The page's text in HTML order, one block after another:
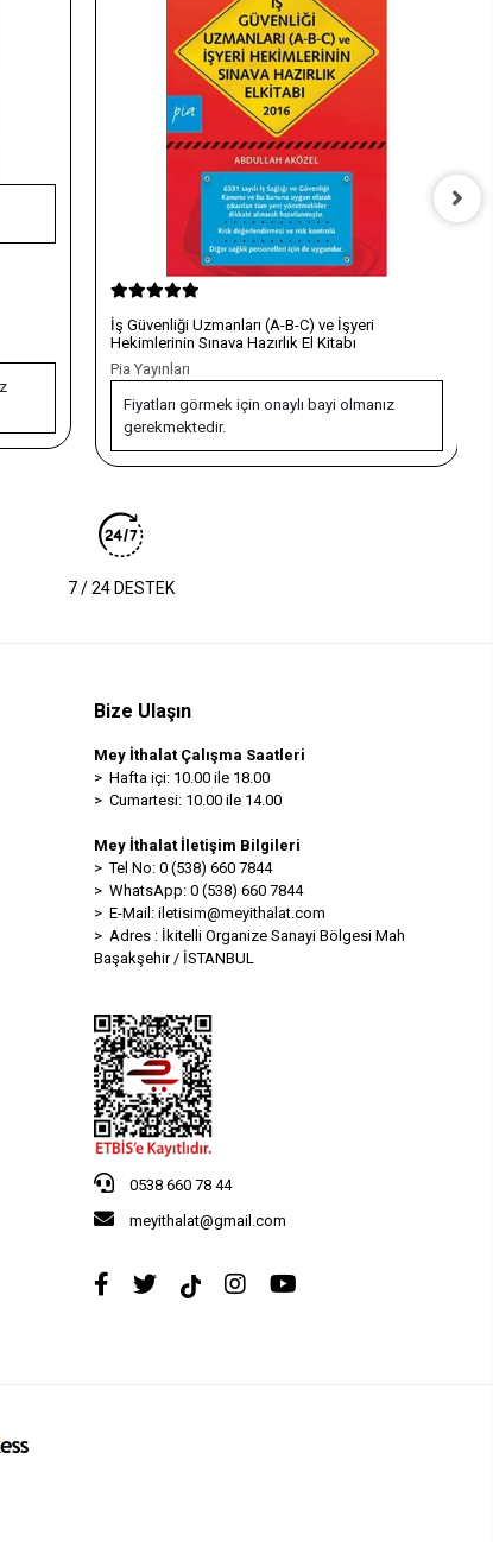
Kendini Regüle Eden Çocuk
Diyojen Yayıncılık
Fiyatları görmek için onaylı bayi olmanız
gerekmektedir.
7 / 24 DESTEK
Bize Ulaşın
Mey İthalat Çalışma Saatleri
> Hafta içi: 10.00 ile 18.00
> Cumartesi: 10.00 ile 14.00
Mey İthalat İletişim Bilgileri
> Tel No: 0 (538) 660 7844
> WhatsApp: 0 (538) 660 7844
> E-Mail: iletisim@meyithalat.com
> Adres : İkitelli Organize Sanayi Bölgesi Mah
Başakşehir / İSTANBUL
0538 660 78 44
meyithalat@gmail.com